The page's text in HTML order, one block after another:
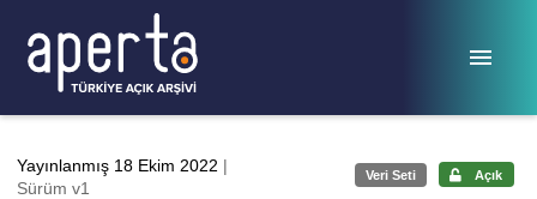
Yayınlanmış 18 Ekim 2022 |
Sürüm v1
Veri Seti Açık